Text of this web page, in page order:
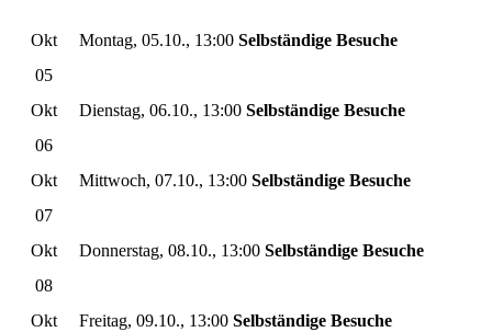
Okt
05
Montag, 05.10., 13:00 Selbständige Besuche
Okt
06
Dienstag, 06.10., 13:00 Selbständige Besuche
Okt
07
Mittwoch, 07.10., 13:00 Selbständige Besuche
Okt
08
Donnerstag, 08.10., 13:00 Selbständige Besuche
Okt
Freitag, 09.10., 13:00 Selbständige Besuche